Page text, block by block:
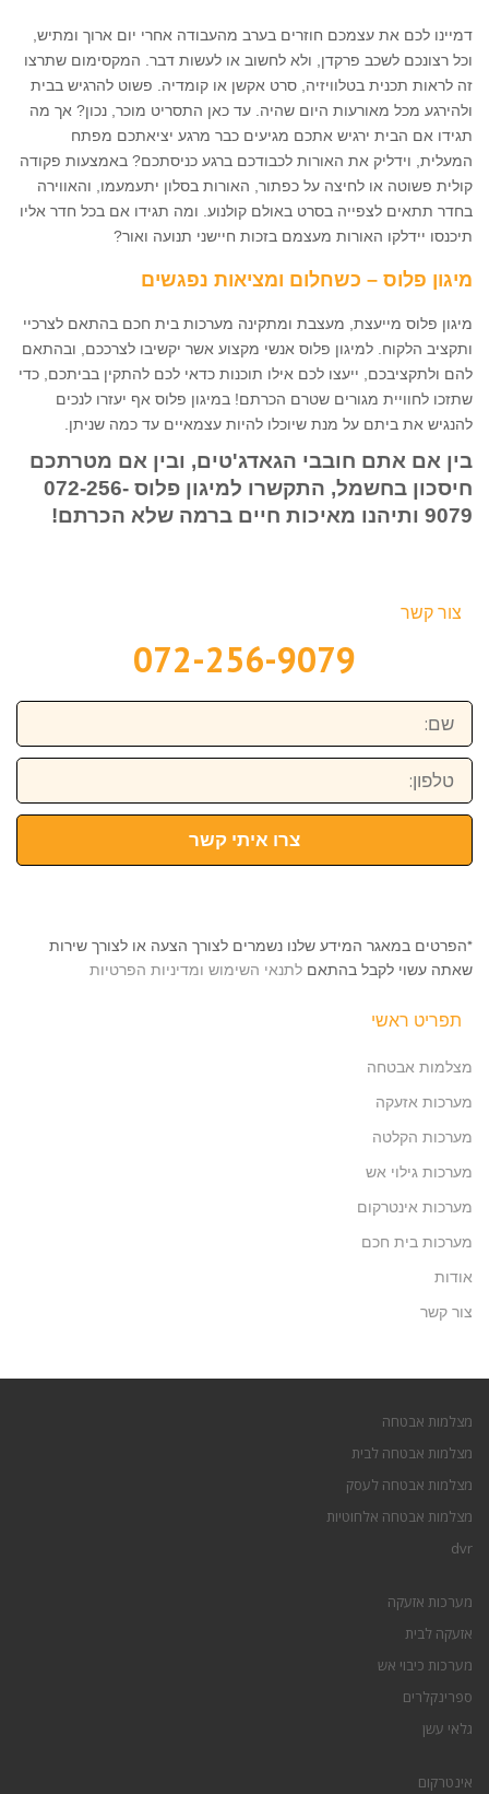
דמיינו לכם את עצמכם חוזרים בערב מהעבודה אחרי יום ארוך ומתיש,
וכל רצונכם לשכב פרקדן, ולא לחשוב או לעשות דבר. המקסימום שתרצו
זה לראות תכנית בטלוויזיה, סרט אקשן או קומדיה. פשוט להרגיש בבית
ולהירגע מכל מאורעות היום שהיה. עד כאן התסריט מוכר, נכון? אך מה
תגידו אם הבית ירגיש אתכם מגיעים כבר מרגע יציאתכם מפתח
המעלית, וידליק את האורות לכבודכם ברגע כניסתכם? באמצעות פקודה
קולית פשוטה או לחיצה על כפתור, האורות בסלון יתעמעמו, והאווירה
בחדר תתאים לצפייה בסרט באולם קולנוע. ומה תגידו אם בכל חדר אליו
תיכנסו יידלקו האורות מעצמם בזכות חיישני תנועה ואור?
מיגון פלוס – כשחלום ומציאות נפגשים
מיגון פלוס מייעצת, מעצבת ומתקינה מערכות בית חכם בהתאם לצרכיי
ותקציב הלקוח. למיגון פלוס אנשי מקצוע אשר יקשיבו לצרככם, ובהתאם
להם ולתקציבכם, ייעצו לכם אילו תוכנות כדאי לכם להתקין בביתכם, כדי
שתזכו לחוויית מגורים שטרם הכרתם! במיגון פלוס אף יעזרו לנכים
להנגיש את ביתם על מנת שיוכלו להיות עצמאיים עד כמה שניתן.
בין אם אתם חובבי הגאדג'טים, ובין אם מטרתכם
חיסכון בחשמל, התקשרו למיגון פלוס 072-256-
9079 ותיהנו מאיכות חיים ברמה שלא הכרתם!
צור קשר
072-256-9079
שם:
טלפון:
צרו איתי קשר
*הפרטים במאגר המידע שלנו נשמרים לצורך הצעה או לצורך שירות
שאתה עשוי לקבל בהתאם לתנאי השימוש ומדיניות הפרטיות
תפריט ראשי
מצלמות אבטחה
מערכות אזעקה
מערכות הקלטה
מערכות גילוי אש
מערכות אינטרקום
מערכות בית חכם
אודות
צור קשר
מצלמות אבטחה
מצלמות אבטחה לבית
מצלמות אבטחה לעסק
מצלמות אבטחה אלחוטיות
dvr
מערכות אזעקה
אזעקה לבית
מערכות כיבוי אש
ספרינקלרים
גלאי עשן
אינטרקום